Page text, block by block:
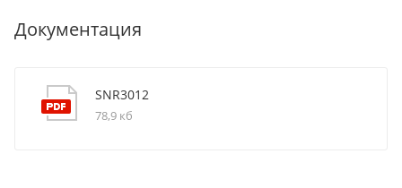
Документация
SNR3012
78,9 кб